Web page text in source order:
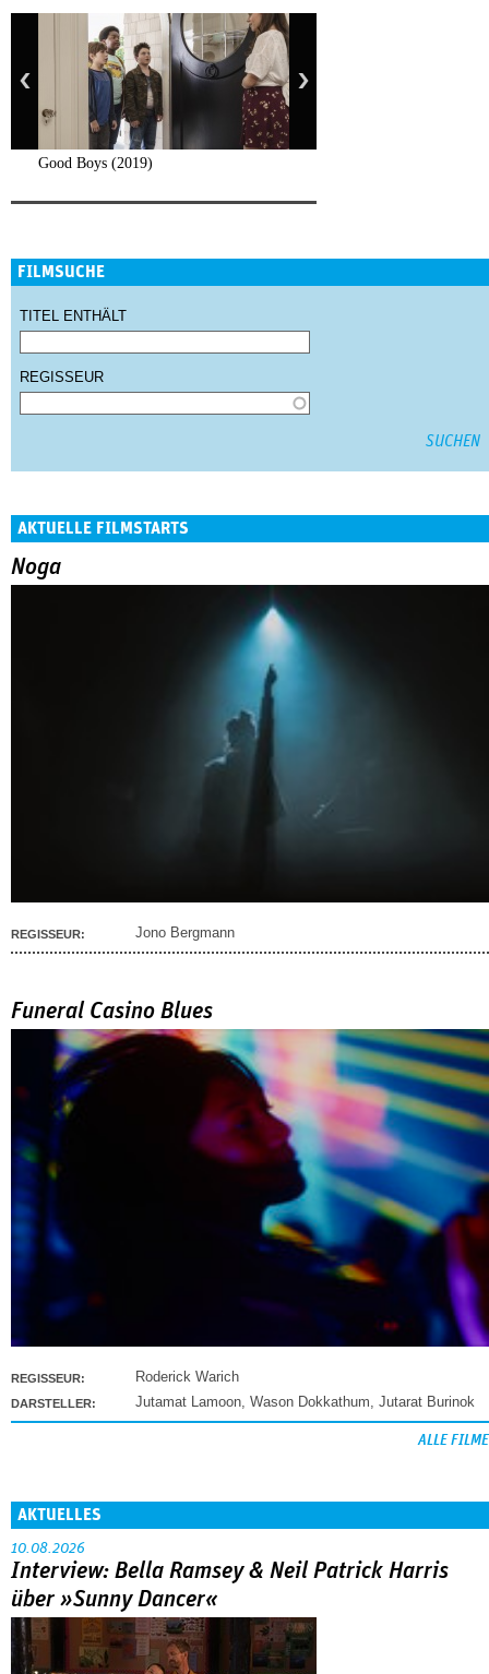
Good Boys (2019)
FILMSUCHE
TITEL ENTHÄLT
REGISSEUR
AKTUELLE FILMSTARTS
Noga
REGISSEUR: Jono Bergmann
Funeral Casino Blues
REGISSEUR: Roderick Warich
DARSTELLER: Jutamat Lamoon, Wason Dokkathum, Jutarat Burinok
ALLE FILME
AKTUELLES
10.08.2026
Interview: Bella Ramsey & Neil Patrick Harris
über »Sunny Dancer«